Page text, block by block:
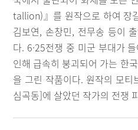
tallion)』를 원작으로 하여 장
김보연, 손창민, 전무송 등이
다. 6·25전쟁 중 미군 부대가
인해 급속히 붕괴되어 가는 한
을 그린 작품이다. 원작의 모
심곡동]에 살았던 작가의 전쟁